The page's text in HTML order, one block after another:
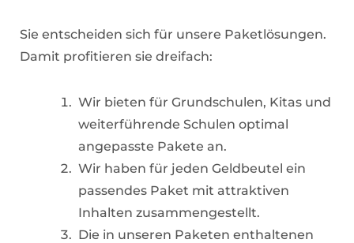
Sie entscheiden sich für unsere Paketlösungen.
Damit profitieren sie dreifach:
Wir bieten für Grundschulen, Kitas und
weiterführende Schulen optimal
angepasste Pakete an.
Wir haben für jeden Geldbeutel ein
passendes Paket mit attraktiven
Inhalten zusammengestellt.
Die in unseren Paketen enthaltenen